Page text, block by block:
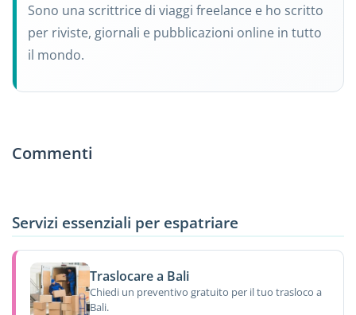
Sono una scrittrice di viaggi freelance e ho scritto
per riviste, giornali e pubblicazioni online in tutto
il mondo.
Commenti
Servizi essenziali per espatriare
Traslocare a Bali
Chiedi un preventivo gratuito per il tuo trasloco a
Bali.